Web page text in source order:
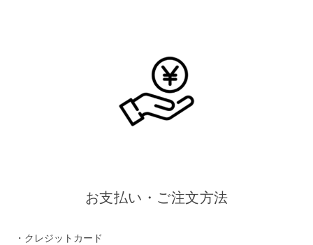
お支払い・ご注文方法
・クレジットカード